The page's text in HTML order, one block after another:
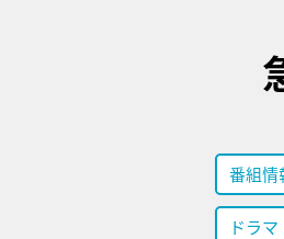
番組情
ドラマ